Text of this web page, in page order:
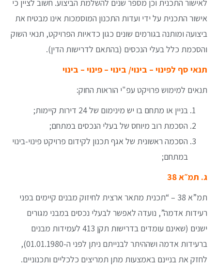
לאישור התכנית וכן מספר שנים להשלמת הביצוע. חשוב לציין כי
אישור התכנית על ידי ועדות התכנון המוסמכות אינו מבטיח את
ביצועה ומותנה בגורמים שונים כגון כדאיות הפרויקט, תנאי השוק
והסכמת כלל בעלי הנכסים (בהתאם לדרישות הדין).
תנאי סף לפינוי – בינוי/ בינוי – פינוי – בינוי
תנאים למימוש פרויקט עפ"י הוראות החוק:
בניין או מתחם בו יש מינימום של 24 דירות קיימות;
הסכמת רוב מיוחס של בעלי הנכסים במתחם;
הסכמה ראשונית של אגף תכנון לקידום פרויקט פינוי-בינוי
במתחם;
ג. תמ״א 38
תמ”א 38 – “תכנית מתאר ארצית לחיזוק מבנים קיימים בפני
רעידות אדמה”, נועדה לאפשר לבעלי נכסים במבני מגורים
ישנים (שאינם עומדים בדרישות תקן 413 לעמידות מבנים
ברעידות אדמה ושההיתר לבנייתם ניתן לפני ה-01.01.1980),
לחזק את בניינם באמצעות מתן תמריצים כלכליים ותכנוניים.